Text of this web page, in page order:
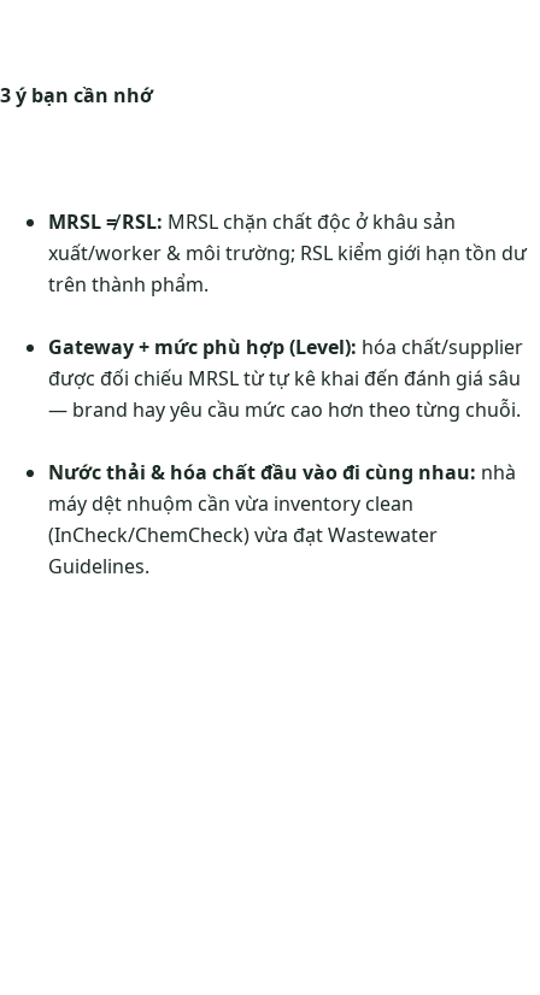
3 ý bạn cần nhớ
MRSL ≠ RSL: MRSL chặn chất độc ở khâu sản
xuất/worker & môi trường; RSL kiểm giới hạn tồn dư
trên thành phẩm.
Gateway + mức phù hợp (Level): hóa chất/supplier
được đối chiếu MRSL từ tự kê khai đến đánh giá sâu
— brand hay yêu cầu mức cao hơn theo từng chuỗi.
Nước thải & hóa chất đầu vào đi cùng nhau: nhà
máy dệt nhuộm cần vừa inventory clean
(InCheck/ChemCheck) vừa đạt Wastewater
Guidelines.